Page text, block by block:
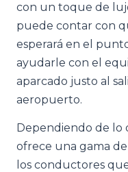
con un toque de
puede contar con
esperará en el
ayudarle con el
aparcado justo al
aeropuerto.
Dependiendo de lo
ofrece una gama
los conductores